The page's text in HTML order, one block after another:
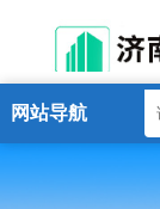
网站导航